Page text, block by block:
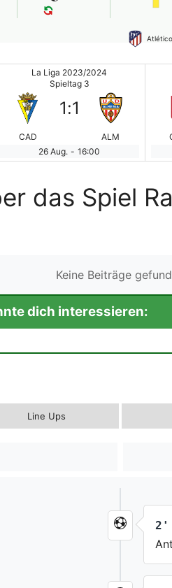
La Liga 2023/2024
Spieltag 3
CAD
1:1
ALM
26 Aug. - 16:00
das Spiel
Keine Beiträge
dich interessieren:
Line Ups
2'